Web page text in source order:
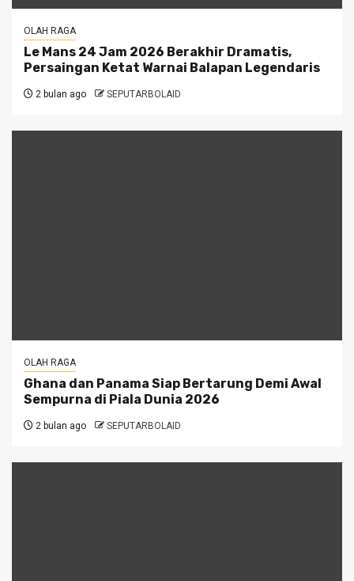
OLAH RAGA
Le Mans 24 Jam 2026 Berakhir Dramatis,
Persaingan Ketat Warnai Balapan Legendaris
2 bulan ago SEPUTARBOLAID
OLAH RAGA
Ghana dan Panama Siap Bertarung Demi Awal
Sempurna di Piala Dunia 2026
2 bulan ago SEPUTARBOLAID